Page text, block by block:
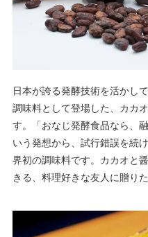
日本が誇る発酵技術を活かし
調味料として登場した、カカ
す。「おなじ発酵食品なら、
いう発想から、試行錯誤を続
界初の調味料です。カカオと
きる、料理好きな友人に贈りた